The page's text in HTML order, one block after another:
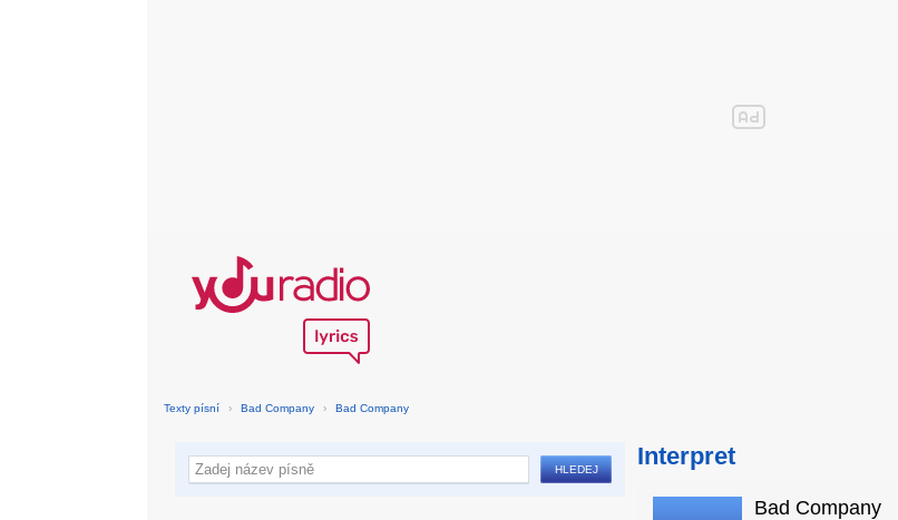
Texty písní › Bad Company › Bad Company
Interpret
Bad Company